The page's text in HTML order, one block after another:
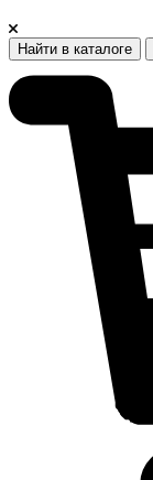
Найти в каталоге